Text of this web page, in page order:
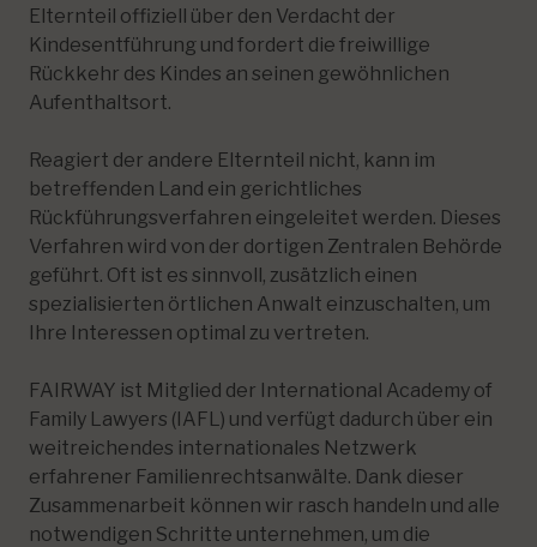
Elternteil offiziell über den Verdacht der
Kindesentführung und fordert die freiwillige
Rückkehr des Kindes an seinen gewöhnlichen
Aufenthaltsort.
Reagiert der andere Elternteil nicht, kann im
betreffenden Land ein gerichtliches
Rückführungsverfahren eingeleitet werden. Dieses
Verfahren wird von der dortigen Zentralen Behörde
geführt. Oft ist es sinnvoll, zusätzlich einen
spezialisierten örtlichen Anwalt einzuschalten, um
Ihre Interessen optimal zu vertreten.
FAIRWAY ist Mitglied der International Academy of
Family Lawyers (IAFL) und verfügt dadurch über ein
weitreichendes internationales Netzwerk
erfahrener Familienrechtsanwälte. Dank dieser
Zusammenarbeit können wir rasch handeln und alle
notwendigen Schritte unternehmen, um die